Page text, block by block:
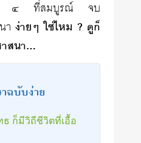
วิต ๔ ที่สมบูรณ์ จบ
า ง่ายๆ ใช่ไหม ? ดูก็
สนา…
ฉบับง่าย
ก็มีวิถีชีวิตที่เอื้อ